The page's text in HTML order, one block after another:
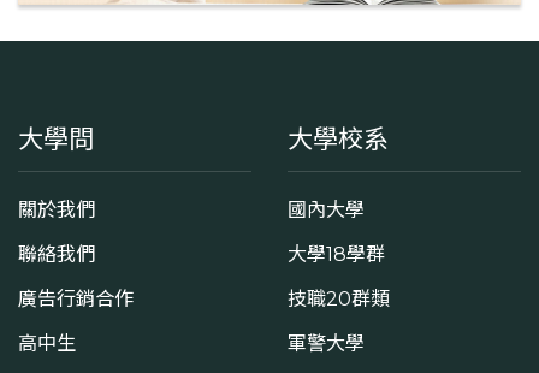
大學問
關於我們
聯絡我們
廣告行銷合作
高中生
大學校系
國內大學
大學18學群
技職20群類
軍警大學